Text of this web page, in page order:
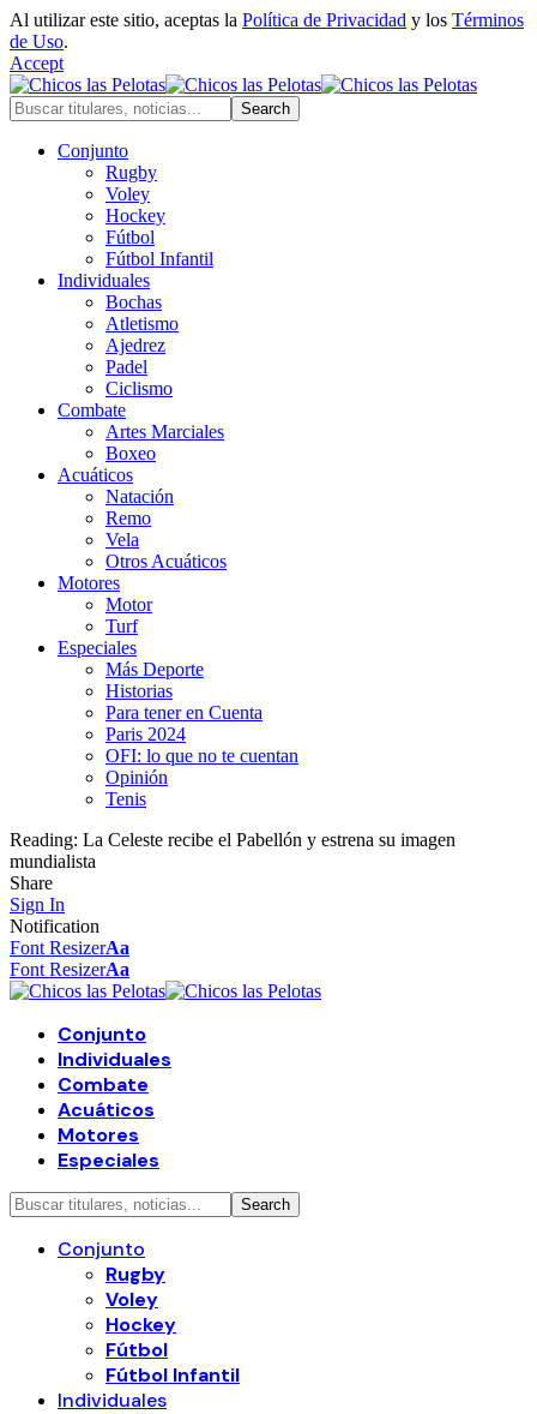
Al utilizar este sitio, aceptas la Política de Privacidad y los Términos
de Uso.
Accept
Conjunto
Rugby
Voley
Hockey
Fútbol
Fútbol Infantil
Individuales
Bochas
Atletismo
Ajedrez
Padel
Ciclismo
Combate
Artes Marciales
Boxeo
Acuáticos
Natación
Remo
Vela
Otros Acuáticos
Motores
Motor
Turf
Especiales
Más Deporte
Historias
Para tener en Cuenta
Paris 2024
OFI: lo que no te cuentan
Opinión
Tenis
Reading: La Celeste recibe el Pabellón y estrena su imagen
mundialista
Share
Sign In
Notification
Font ResizerAa
Font ResizerAa
Conjunto
Individuales
Combate
Acuáticos
Motores
Especiales
Conjunto
Rugby
Voley
Hockey
Fútbol
Fútbol Infantil
Individuales